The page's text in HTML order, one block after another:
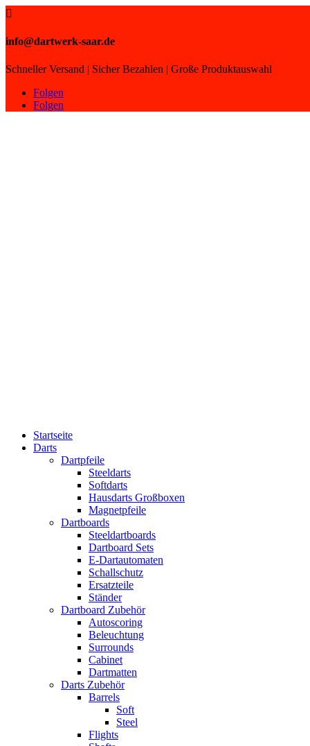

info@dartwerk-saar.de
Schneller Versand | Sicher Bezahlen | Große Produktauswahl
Folgen
Folgen
Startseite
Darts
Dartpfeile
Steeldarts
Softdarts
Hausdarts Großboxen
Magnetpfeile
Dartboards
Steeldartboards
Dartboard Sets
E-Dartautomaten
Schallschutz
Ersatzteile
Ständer
Dartboard Zubehör
Autoscoring
Beleuchtung
Surrounds
Cabinet
Dartmatten
Darts Zubehör
Barrels
Soft
Steel
Flights